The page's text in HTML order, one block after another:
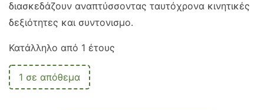
διασκεδάζουν αναπτύσσοντας ταυτόχρονα κινητικές
δεξιότητες και συντονισμο.
Κατάλληλο από 1 έτους
1 σε απόθεμα